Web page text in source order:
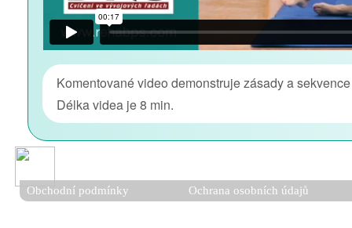
Komentované video demonstruje zásady a
Délka videa je 8 min.
Obchodní podmínky Ochrana osobních údajů